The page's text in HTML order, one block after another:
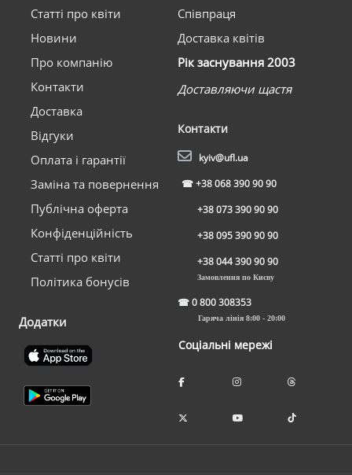
Статті про квіти
Новини
Про компанію
Контакти
Доставка
Відгуки
Оплата і гарантії
Заміна та повернення
Публічна оферта
Конфіденційність
Статті про квіти
Політика бонусів
Додатки
Співпраця
Доставка квітів
Рік заснування 2003
Доставляючи щастя
Контакти
kyiv@ufl.ua
☎+38 068 390 90 90
+38 073 390 90 90
+38 095 390 90 90
+38 044 390 90 90
Замовлення по Києву
☎0 800 308353
Гаряча лінія 8:00 - 20:00
Соціальні мережі